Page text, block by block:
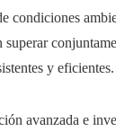
condiciones
superar
y eficientes.
avanzada e